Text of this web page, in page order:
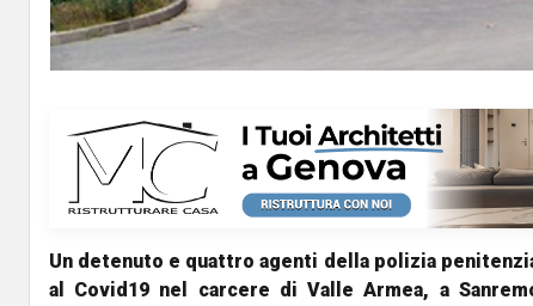
Un detenuto e quattro agenti della polizia
al Covid19 nel carcere di Valle Armea, a